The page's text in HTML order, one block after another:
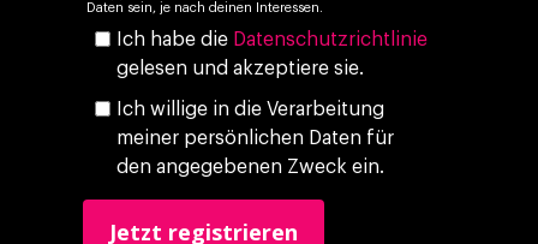
Daten sein, je nach deinen Interessen.
Ich habe die Datenschutzrichtlinie
gelesen und akzeptiere sie.
Ich willige in die Verarbeitung
meiner persönlichen Daten für
den angegebenen Zweck ein.